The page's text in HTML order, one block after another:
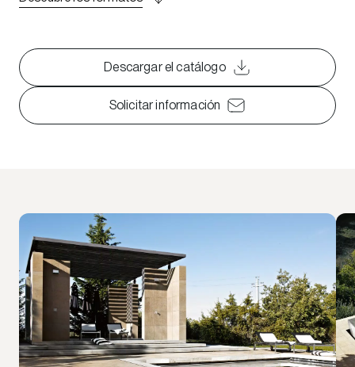
Descargar el catálogo
Solicitar información